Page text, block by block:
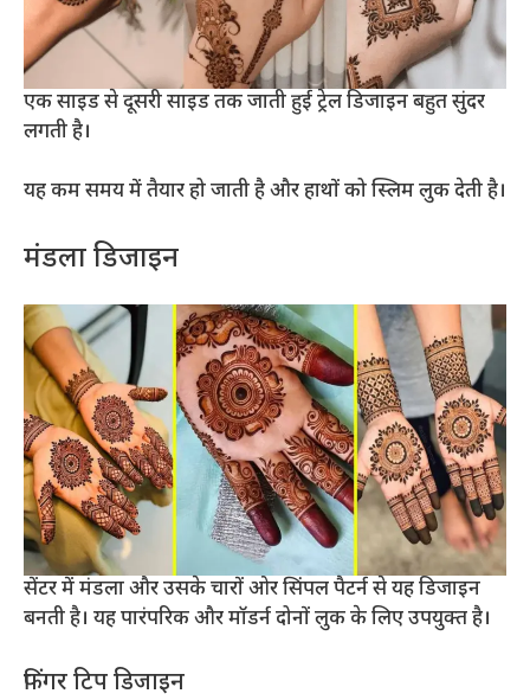
एक साइड से दूसरी साइड तक जाती हुई ट्रेल डिजाइन बहुत सुंदर
लगती है।
यह कम समय में तैयार हो जाती है और हाथों को स्लिम लुक देती है।
मंडला डिजाइन
सेंटर में मंडला और उसके चारों ओर सिंपल पैटर्न से यह डिजाइन
बनती है। यह पारंपरिक और मॉडर्न दोनों लुक के लिए उपयुक्त है।
फिंगर टिप डिजाइन